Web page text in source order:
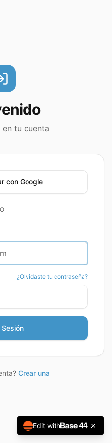
en tu cuenta
con Google
O
¿Olvidaste tu contraseña?
Sesión
Crear una
Edit with